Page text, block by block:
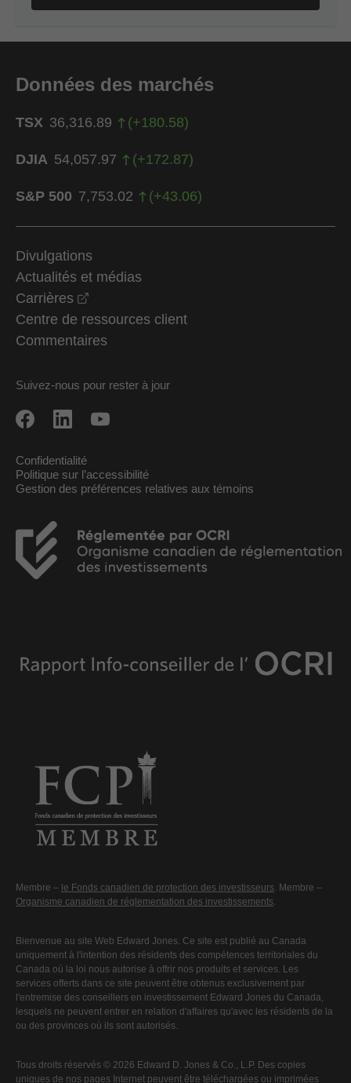
Données des marchés
TSX 36,316.89 (+180.58)
DJIA 54,057.97 (+172.87)
S&P 500 7,753.02 (+43.06)
Divulgations
Actualités et médias
Carrières
Centre de ressources client
Commentaires
Suivez-nous pour rester à jour
Confidentialité
Politique sur l’accessibilité
Gestion des préférences relatives aux témoins
Membre – le Fonds canadien de protection des investisseurs. Membre –
Organisme canadien de réglementation des investissements.
Bienvenue au site Web Edward Jones. Ce site est publié au Canada
uniquement à l'intention des résidents des compétences territoriales du
Canada où la loi nous autorise à offrir nos produits et services. Les
services offerts dans ce site peuvent être obtenus exclusivement par
l'entremise des conseillers en investissement Edward Jones du Canada,
lesquels ne peuvent entrer en relation d'affaires qu'avec les résidents de la
ou des provinces où ils sont autorisés.
Tous droits réservés © 2026 Edward D. Jones & Co., L.P. Des copies
uniques de nos pages Internet peuvent être téléchargées ou imprimées